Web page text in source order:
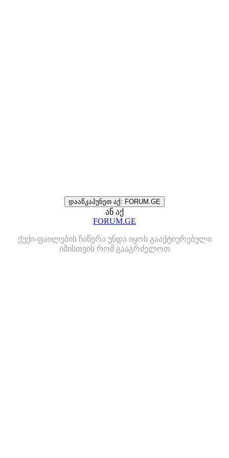
დააწკაპუნეთ აქ: FORUM.GE
ან აქ
FORUM.GE
ქუქი-ფაილების ჩაწერა უნდა იყოს გააქტიურებული
იმისთვის რომ გააგრძელოთ